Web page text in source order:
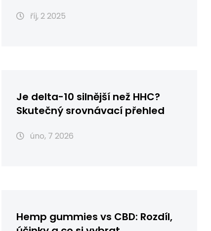
říj, 2 2025
Je delta-10 silnější než HHC?
Skutečný srovnávací přehled
úno, 7 2026
Hemp gummies vs CBD: Rozdíl,